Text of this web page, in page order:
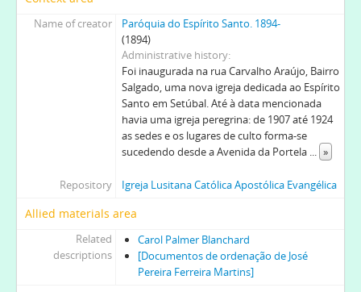
Name of creator
Paróquia do Espírito Santo. 1894-
(1894)
Administrative history
Foi inaugurada na rua Carvalho Araújo, Bairro
Salgado, uma nova igreja dedicada ao Espírito
Santo em Setúbal. Até à data mencionada
havia uma igreja peregrina: de 1907 até 1924
as sedes e os lugares de culto forma-se
sucedendo desde a Avenida da Portela ... »
Repository Igreja Lusitana Católica Apostólica Evangélica
Allied materials area
Related
descriptions
Carol Palmer Blanchard
[Documentos de ordenação de José
Pereira Ferreira Martins]